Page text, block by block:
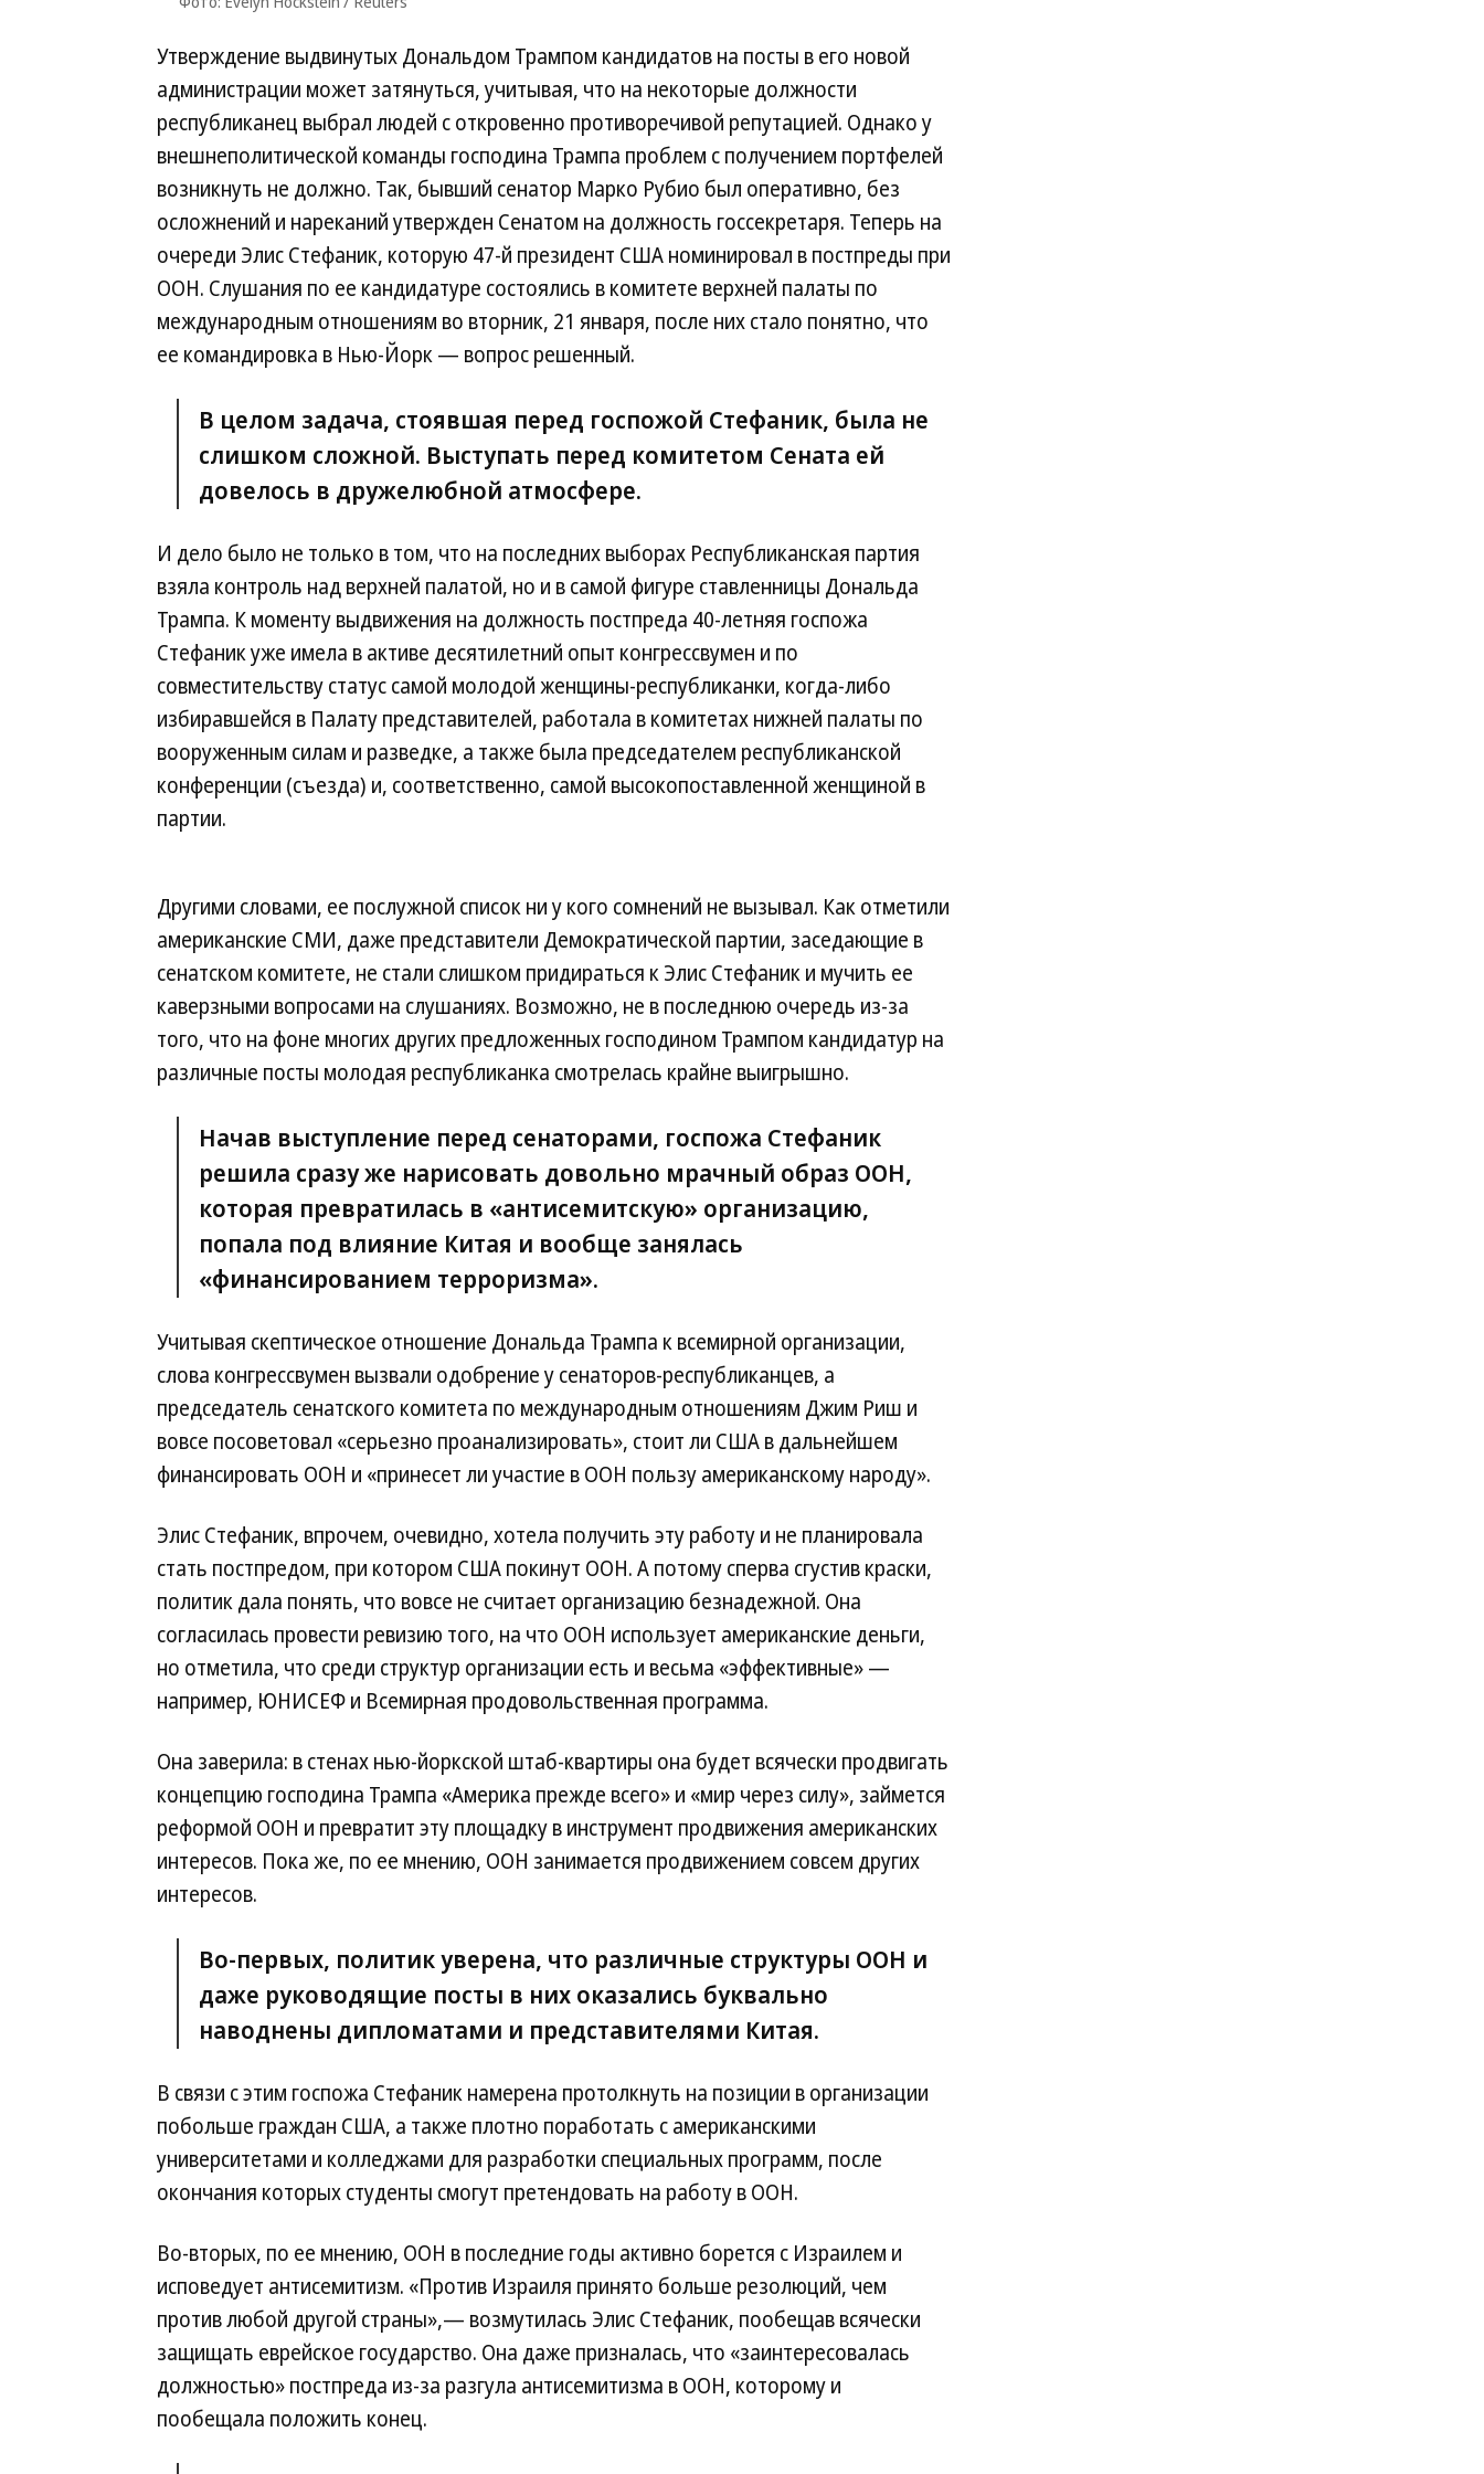
Утверждение выдвинутых Дональдом Трампом кандидатов на посты в его новой
администрации может затянуться, учитывая, что на некоторые должности
республиканец выбрал людей с откровенно противоречивой репутацией. Однако у
внешнеполитической команды господина Трампа проблем с получением портфелей
возникнуть не должно. Так, бывший сенатор Марко Рубио был оперативно, без
осложнений и нареканий утвержден Сенатом на должность госсекретаря. Теперь на
очереди Элис Стефаник, которую 47-й президент США номинировал в постпреды при
ООН. Слушания по ее кандидатуре состоялись в комитете верхней палаты по
международным отношениям во вторник, 21 января, после них стало понятно, что
ее командировка в Нью-Йорк — вопрос решенный.
В целом задача, стоявшая перед госпожой Стефаник, была не
слишком сложной. Выступать перед комитетом Сената ей
довелось в дружелюбной атмосфере.
И дело было не только в том, что на последних выборах Республиканская партия
взяла контроль над верхней палатой, но и в самой фигуре ставленницы Дональда
Трампа. К моменту выдвижения на должность постпреда 40-летняя госпожа
Стефаник уже имела в активе десятилетний опыт конгрессвумен и по
совместительству статус самой молодой женщины-республиканки, когда-либо
избиравшейся в Палату представителей, работала в комитетах нижней палаты по
вооруженным силам и разведке, а также была председателем республиканской
конференции (съезда) и, соответственно, самой высокопоставленной женщиной в
партии.
Другими словами, ее послужной список ни у кого сомнений не вызывал. Как отметили
американские СМИ, даже представители Демократической партии, заседающие в
сенатском комитете, не стали слишком придираться к Элис Стефаник и мучить ее
каверзными вопросами на слушаниях. Возможно, не в последнюю очередь из-за
того, что на фоне многих других предложенных господином Трампом кандидатур на
различные посты молодая республиканка смотрелась крайне выигрышно.
Начав выступление перед сенаторами, госпожа Стефаник
решила сразу же нарисовать довольно мрачный образ ООН,
которая превратилась в «антисемитскую» организацию,
попала под влияние Китая и вообще занялась
«финансированием терроризма».
Учитывая скептическое отношение Дональда Трампа к всемирной организации,
слова конгрессвумен вызвали одобрение у сенаторов-республиканцев, а
председатель сенатского комитета по международным отношениям Джим Риш и
вовсе посоветовал «серьезно проанализировать», стоит ли США в дальнейшем
финансировать ООН и «принесет ли участие в ООН пользу американскому народу».
Элис Стефаник, впрочем, очевидно, хотела получить эту работу и не планировала
стать постпредом, при котором США покинут ООН. А потому сперва сгустив краски,
политик дала понять, что вовсе не считает организацию безнадежной. Она
согласилась провести ревизию того, на что ООН использует американские деньги,
но отметила, что среди структур организации есть и весьма «эффективные» —
например, ЮНИСЕФ и Всемирная продовольственная программа.
Она заверила: в стенах нью-йоркской штаб-квартиры она будет всячески продвигать
концепцию господина Трампа «Америка прежде всего» и «мир через силу», займется
реформой ООН и превратит эту площадку в инструмент продвижения американских
интересов. Пока же, по ее мнению, ООН занимается продвижением совсем других
интересов.
Во-первых, политик уверена, что различные структуры ООН и
даже руководящие посты в них оказались буквально
наводнены дипломатами и представителями Китая.
В связи с этим госпожа Стефаник намерена протолкнуть на позиции в организации
побольше граждан США, а также плотно поработать с американскими
университетами и колледжами для разработки специальных программ, после
окончания которых студенты смогут претендовать на работу в ООН.
Во-вторых, по ее мнению, ООН в последние годы активно борется с Израилем и
исповедует антисемитизм. «Против Израиля принято больше резолюций, чем
против любой другой страны»,— возмутилась Элис Стефаник, пообещав всячески
защищать еврейское государство. Она даже призналась, что «заинтересовалась
должностью» постпреда из-за разгула антисемитизма в ООН, которому и
пообещала положить конец.